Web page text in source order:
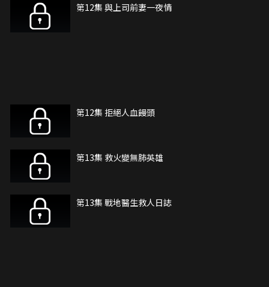
第12集 與上司前妻一夜情
第12集 拒絕人血饅頭
第13集 救火變無肺英雄
第13集 戰地醫生救人日誌